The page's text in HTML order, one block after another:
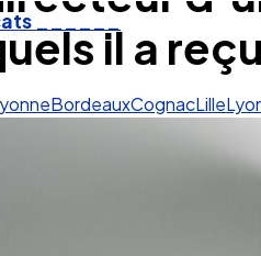
______
BordeauxCognacLille
il a